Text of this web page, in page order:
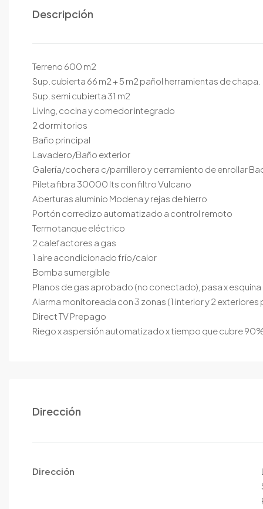
Descripción
Terreno 600 m2
Sup.cubierta 66 m2 + 5 m2 pañol herramientas de chapa.
Sup.semi cubierta 31 m2
Living, cocina y comedor integrado
2 dormitorios
Baño principal
Lavadero/Baño exterior
Galería/cochera c/parrillero y cerramiento de enrollar
Pileta fibra 30000 lts con filtro Vulcano
Aberturas aluminio Modena y rejas de hierro
Portón corredizo automatizado a control remoto
Termotanque eléctrico
2 calefactores a gas
1 aire acondicionado frío/calor
Bomba sumergible
Planos de gas aprobado (no conectado), pasa x esquina
Alarma monitoreada con 3 zonas (1 interior y 2 exteriores
Direct TV Prepago
Riego x aspersión automatizado x tiempo que cubre
Dirección
Dirección